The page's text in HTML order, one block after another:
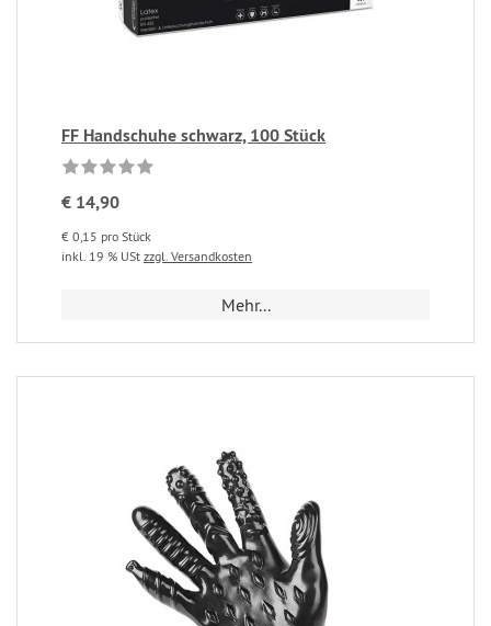
FF Handschuhe schwarz, 100 Stück
€ 14,90
€ 0,15 pro Stück
inkl. 19 % USt zzgl. Versandkosten
Mehr...